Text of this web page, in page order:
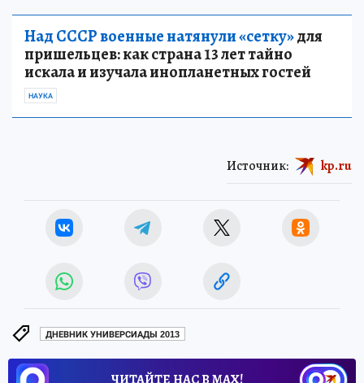
Над СССР военные натянули «сетку»для
пришельцев: как страна 13 лет тайно
искала и изучала инопланетных гостей
НАУКА
Источник: kp.ru
ДНЕВНИК УНИВЕРСИАДЫ 2013